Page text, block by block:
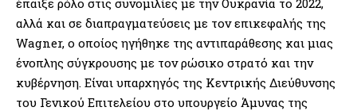
αλλά και σε διαπραγματεύσεις με τον επικεφαλής της
Wagner, ο οποίος ηγήθηκε της αντιπαράθεσης και μιας
ένοπλης σύγκρουσης με τον ρώσικο στρατό και την
κυβέρνηση. Eίναι υπαρχηγός της Κεντρικής Διεύθυνσης
του Γενικού Επιτελείου στο υπουργείο Άμυνας της